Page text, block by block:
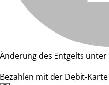
Änderung des Entgelts
Bezahlen mit der Debit-